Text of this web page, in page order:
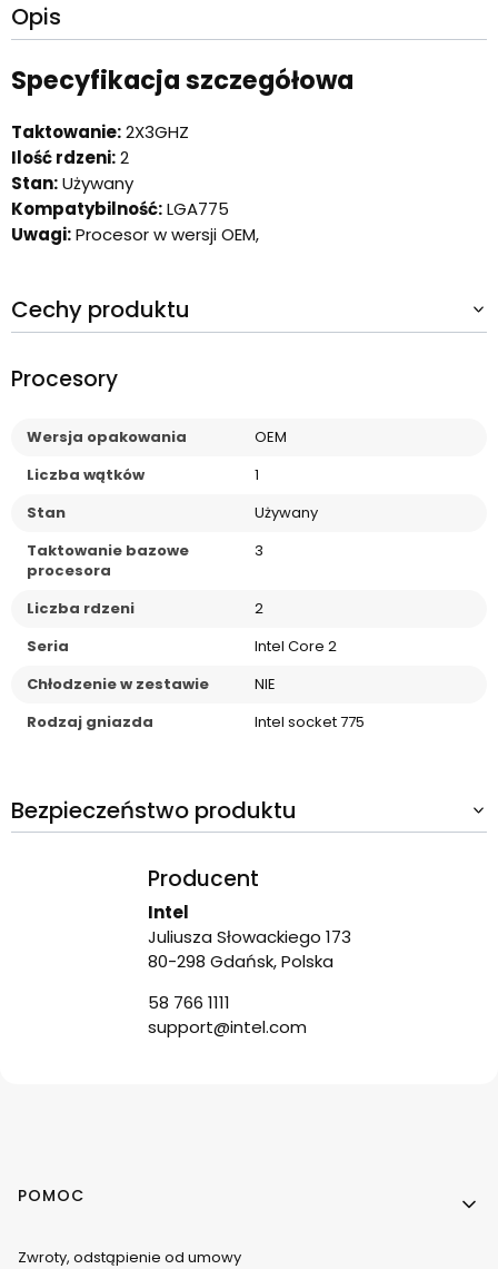
Opis
Specyfikacja szczegółowa
Taktowanie:2X3GHZ
Ilość rdzeni:2
Stan:Używany
Kompatybilność:LGA775
Uwagi:Procesor w wersji OEM,
Cechy produktu
Procesory
Wersja opakowania
OEM
Liczba wątków
1
Stan
Używany
Taktowanie bazowe
procesora
3
Liczba rdzeni
2
Seria
Intel Core 2
Chłodzenie w zestawie
NIE
Rodzaj gniazda
Intel socket 775
Bezpieczeństwo produktu
Producent
Intel
Juliusza Słowackiego 173
80-298 Gdańsk, Polska
58 766 1111
support@intel.com
Linki w stopce
POMOC
Zwroty, odstąpienie od umowy